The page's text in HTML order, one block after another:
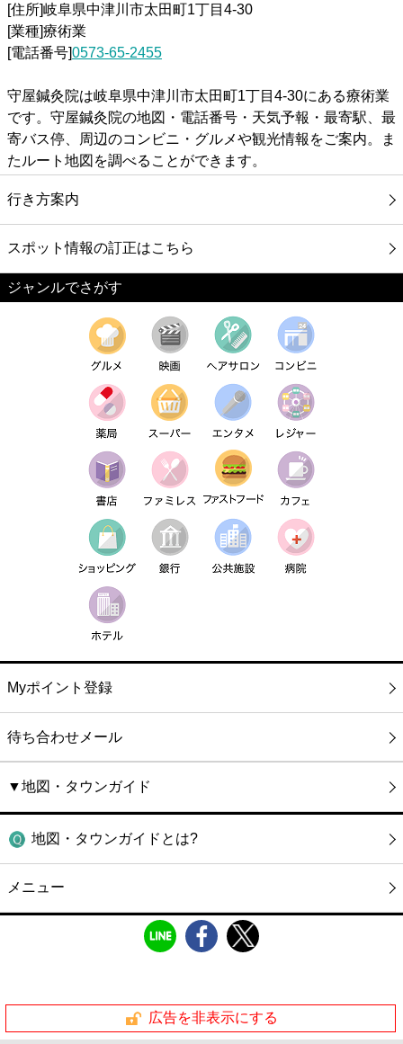
[住所]岐阜県中津川市太田町1丁目4-30
[業種]療術業
[電話番号]0573-65-2455
守屋鍼灸院は岐阜県中津川市太田町1丁目4-30にある療術業
です。守屋鍼灸院の地図・電話番号・天気予報・最寄駅、最
寄バス停、周辺のコンビニ・グルメや観光情報をご案内。ま
たルート地図を調べることができます。
行き方案内
スポット情報の訂正はこちら
ジャンルでさがす
Myポイント登録
待ち合わせメール
▼地図・タウンガイド
地図・タウンガイドとは?
メニュー
広告を非表示にする